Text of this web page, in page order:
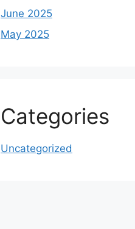
June 2025
May 2025
Categories
Uncategorized